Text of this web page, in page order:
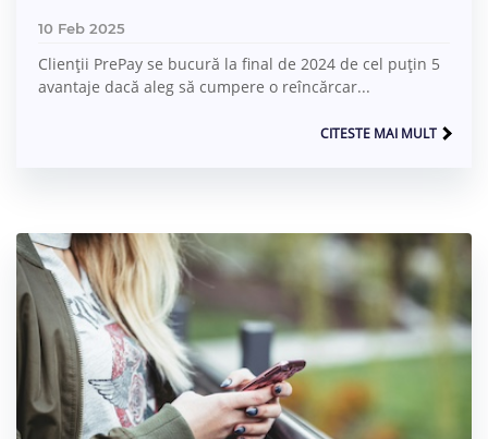
10 Feb 2025
Clienții PrePay se bucură la final de 2024 de cel puțin 5
avantaje dacă aleg să cumpere o reîncărcar...
CITESTE MAI MULT